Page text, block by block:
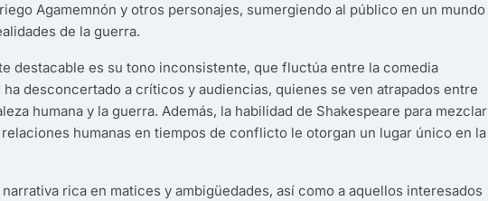
Agamemnón y otros personajes, sumergiendo al público en un mundo
de la guerra.
destacable es su tono inconsistente, que fluctúa entre la comedia
desconcertado a críticos y audiencias, quienes se ven atrapados entre
humana y la guerra. Además, la habilidad de Shakespeare para mezclar
humanas en tiempos de conflicto le otorgan un lugar único en la
rica en matices y ambigüedades, así como a aquellos interesados